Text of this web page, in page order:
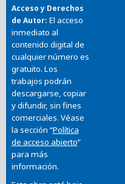
Acceso y Derechos
de Autor El acceso
inmediato al
contenido digital de
cualquier número es
gratuito. Los
trabajos podrán
descargarse, copiar
y difundir, sin fines
comerciales. Véase
la sección “Política
de acceso abierto”
para más
información.